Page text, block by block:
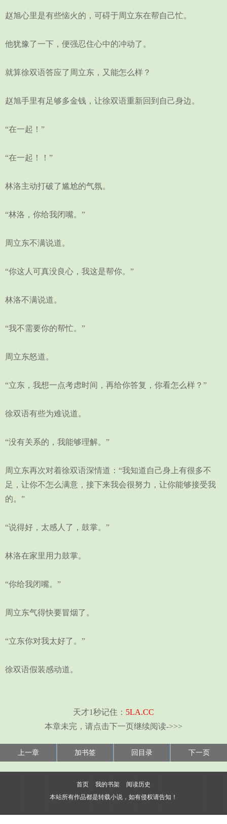
赵旭心里是有些恼火的，可碍于周立东在帮自己忙。
他犹豫了一下，便强忍住心中的冲动了。
就算徐双语答应了周立东，又能怎么样？
赵旭手里有足够多金钱，让徐双语重新回到自己身边。
“在一起！”
“在一起！！”
林洛主动打破了尴尬的气氛。
“林洛，你给我闭嘴。”
周立东不满说道。
“你这人可真没良心，我这是帮你。”
林洛不满说道。
“我不需要你的帮忙。”
周立东怒道。
“立东，我想一点考虑时间，再给你答复，你看怎么样？”
徐双语有些为难说道。
“没有关系的，我能够理解。”
周立东再次对着徐双语深情道：“我知道自己身上有很多不
足，让你不怎么满意，接下来我会很努力，让你能够接受我
的。”
“说得好，太感人了，鼓掌。”
林洛在家里用力鼓掌。
“你给我闭嘴。”
周立东气得快要冒烟了。
“立东你对我太好了。”
徐双语假装感动道。
天才1秒记住： 5LA.CC
本章未完，请点击下一页继续阅读->>>
上一章 加书签 回目录 下一页
首页 我的书架
阅读历史
本站所有作品都是转载小说，如有侵权请告知！